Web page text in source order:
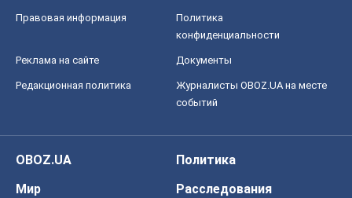
Правовая информация
Политика
конфиденциальности
Реклама на сайте Документы
Редакционная политика
Журналисты OBOZ.UA на месте
событий
OBOZ.UA
Политика
Мир
Расследования